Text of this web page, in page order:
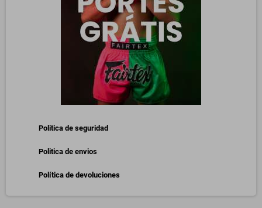
Politica de seguridad
Politica de envios
Política de devoluciones